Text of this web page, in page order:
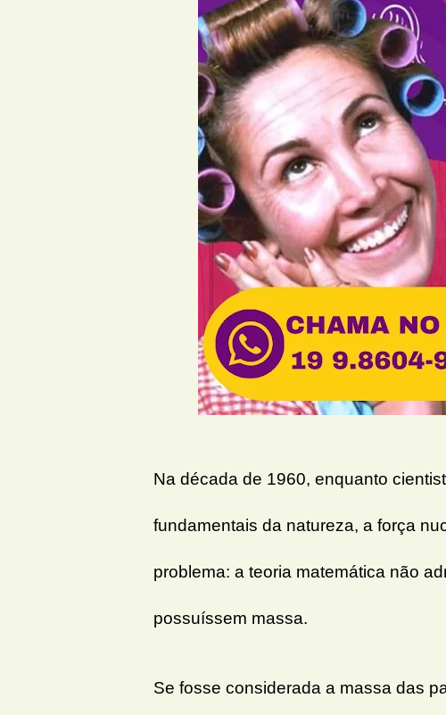
Na década de 1960, enquanto
fundamentais da natureza, a força
problema: a teoria matemática não
possuíssem massa.
Se fosse considerada a massa das